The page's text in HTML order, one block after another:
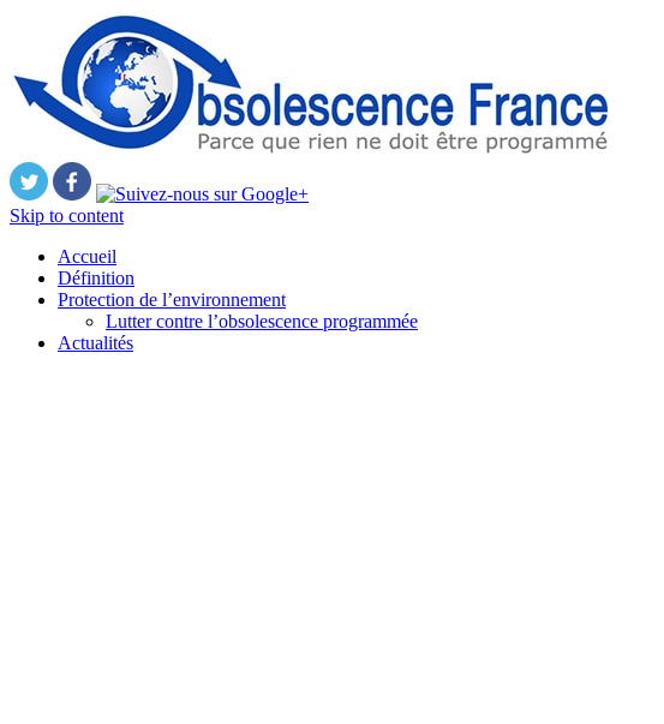
Skip to content
Accueil
Définition
Protection de l’environnement
Lutter contre l’obsolescence programmée
Actualités